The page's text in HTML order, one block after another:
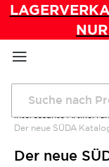
Startseite
Interessante Artikel
Der neue SÜDA
Der neue